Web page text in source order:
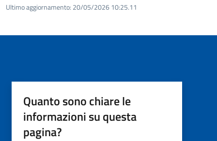
Ultimo aggiornamento: 20/05/2026 10:25.11
Quanto sono chiare le
informazioni su questa
pagina?